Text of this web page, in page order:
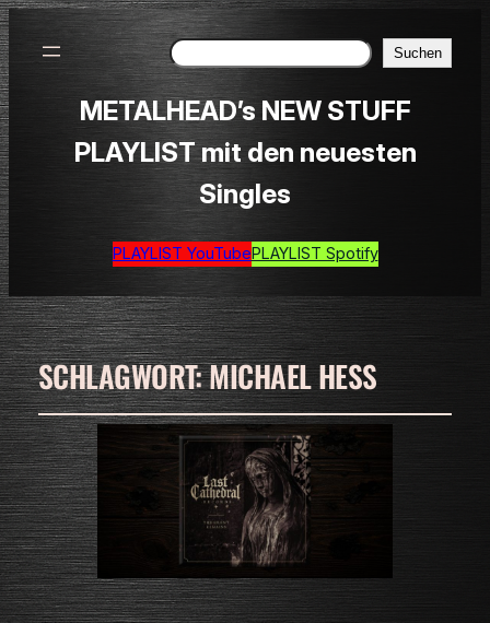
Suchen Suchen
METALHEAD’s NEW STUFF
PLAYLIST mit den neuesten
Singles
PLAYLIST YouTubePLAYLIST Spotify
SCHLAGWORT:MICHAEL HESS